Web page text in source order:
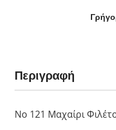
Περιγραφή
Νο 121 Mαχαίρι